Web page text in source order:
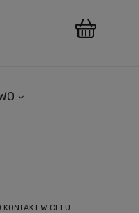
W CELU